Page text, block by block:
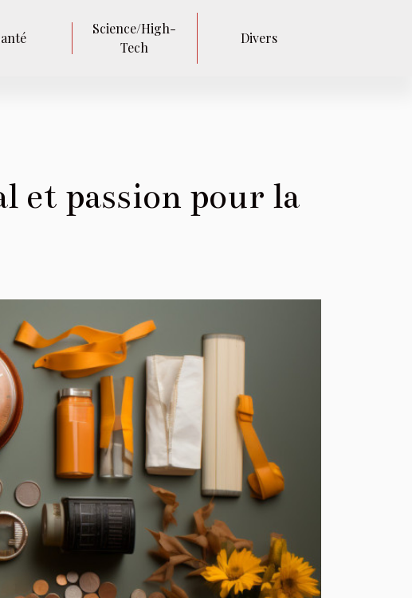
Science/High-
Tech
Divers
et passion pour la